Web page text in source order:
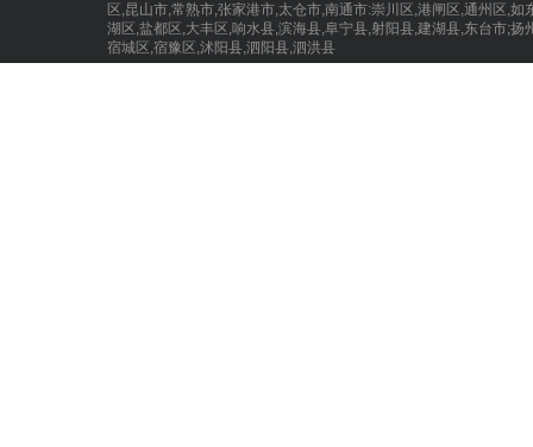
区,昆山市,常熟市,张家港市,太仓市,南通市:崇川区,港闸区,通州区,
湖区,盐都区,大丰区,响水县,滨海县,阜宁县,射阳县,建湖县,东台市;
宿城区,宿豫区,沭阳县,泗阳县,泗洪县